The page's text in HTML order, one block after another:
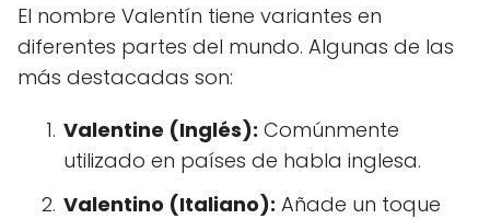
El nombre Valentín tiene variantes en
diferentes partes del mundo. Algunas de las
más destacadas son:
Valentine (Inglés): Comúnmente
utilizado en países de habla inglesa.
Valentino (Italiano): Añade un toque